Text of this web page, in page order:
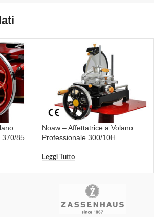
370/85
Noaw – Affettatrice a Volano
Professionale 300/10H
Leggi Tutto